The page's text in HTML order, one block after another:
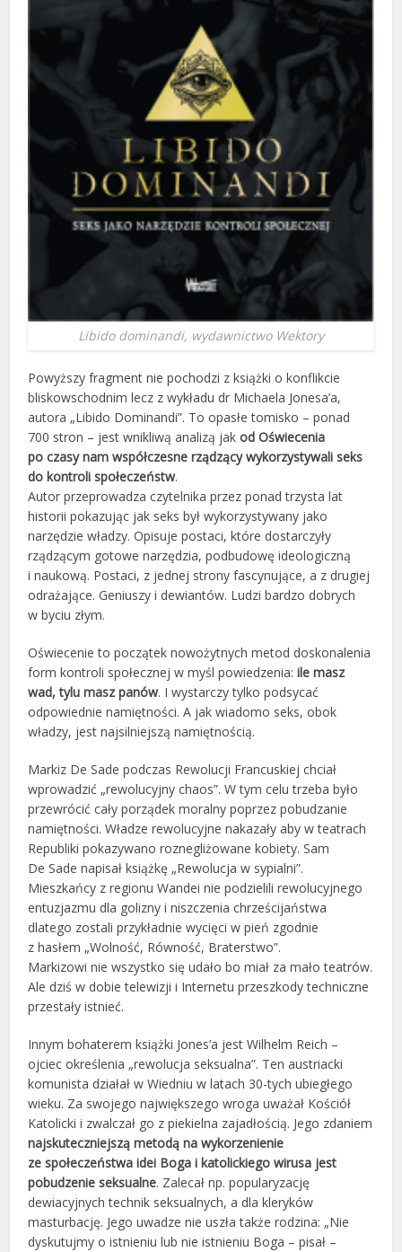
Libido dominandi, wydawnictwo Wektory
Powyższy fragment nie pochodzi z książki o konflikcie
bliskowschodnim lecz z wykładu dr Michaela Jonesa’a,
autora „Libido Dominandi”. To opasłe tomisko – ponad
700 stron – jest wnikliwą analizą jakod Oświecenia
po czasy nam współczesne rządzący wykorzystywali seks
do kontroli społeczeństw.
Autor przeprowadza czytelnika przez ponad trzysta lat
historii pokazując jak seks był wykorzystywany jako
narzędzie władzy. Opisuje postaci, które dostarczyły
rządzącym gotowe narzędzia, podbudowę ideologiczną
i naukową. Postaci, z jednej strony fascynujące, a z drugiej
odrażające. Geniuszy i dewiantów. Ludzi bardzo dobrych
w byciu złym.
Oświecenie to początek nowożytnych metod doskonalenia
form kontroli społecznej w myśl powiedzenia:ile masz
wad, tylu masz panów. I wystarczy tylko podsycać
odpowiednie namiętności. A jak wiadomo seks, obok
władzy, jest najsilniejszą namiętnością.
Markiz De Sade podczas Rewolucji Francuskiej chciał
wprowadzić „rewolucyjny chaos”. W tym celu trzeba było
przewrócić cały porządek moralny poprzez pobudzanie
namiętności. Władze rewolucyjne nakazały aby w teatrach
Republiki pokazywano roznegliżowane kobiety. Sam
De Sade napisał książkę „Rewolucja w sypialni”.
Mieszkańcy z regionu Wandei nie podzielili rewolucyjnego
entuzjazmu dla golizny i niszczenia chrześcijaństwa
dlatego zostali przykładnie wycięci w pień zgodnie
z hasłem „Wolność, Równość, Braterstwo”.
Markizowi nie wszystko się udało bo miał za mało teatrów.
Ale dziś w dobie telewizji i Internetu przeszkody techniczne
przestały istnieć.
Innym bohaterem książki Jones’a jest Wilhelm Reich –
ojciec określenia „rewolucja seksualna”. Ten austriacki
komunista działał w Wiedniu w latach 30-tych ubiegłego
wieku. Za swojego największego wroga uważał Kościół
Katolicki i zwalczał go z piekielna zajadłością. Jego zdaniem
najskuteczniejszą metodą na wykorzenienie
ze społeczeństwa idei Boga i katolickiego wirusa jest
pobudzenie seksualne. Zalecał np. popularyzację
dewiacyjnych technik seksualnych, a dla kleryków
masturbację. Jego uwadze nie uszła także rodzina: „Nie
dyskutujmy o istnieniu lub nie istnieniu Boga – pisał –